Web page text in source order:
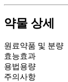
약물 상세
원료약품 및 분량
효능효과
용법용량
주의사항